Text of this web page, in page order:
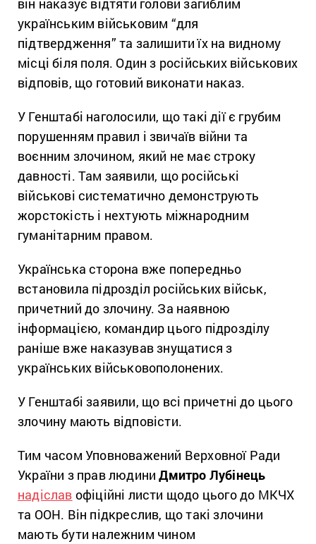
українським військовим “для
підтвердження” та залишити їх на видному
місці біля поля. Один з російських військових
відповів, що готовий виконати наказ.
У Генштабі наголосили, що такі дії є грубим
порушенням правил і звичаїв війни та
воєнним злочином, який не має строку
давності. Там заявили, що російські
військові систематично демонструють
жорстокість і нехтують міжнародним
гуманітарним правом.
Українська сторона вже попередньо
встановила підрозділ російських військ,
причетний до злочину. За наявною
інформацією, командир цього підрозділу
раніше вже наказував знущатися з
українських військовополонених.
У Генштабі заявили, що всі причетні до цього
злочину мають відповісти.
Тим часом Уповноважений Верховної Ради
України з прав людини Дмитро Лубінець
надіслав офіційні листи щодо цього до МКЧХ
та ООН. Він підкреслив, що такі злочини
мають бути належним чином